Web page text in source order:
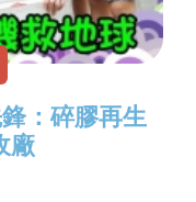
鋒：碎膠再生
廠